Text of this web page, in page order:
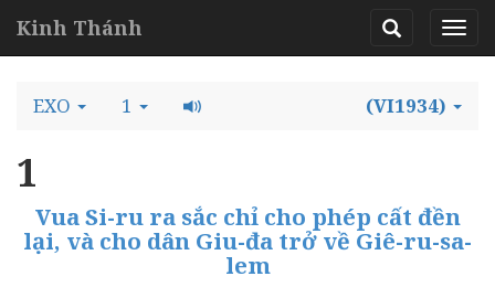
Kinh Thánh
EXO 1 (VI1934)
1
Vua Si-ru ra sắc chỉ cho phép cất đền
lại, và cho dân Giu-đa trở về Giê-ru-sa-
lem